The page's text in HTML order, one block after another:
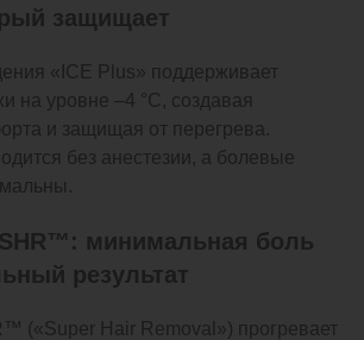
защищает
«ICE Plus» поддерживает
на уровне –4 °C, создавая
и защищая от перегрева.
без анестезии, а болевые
минимальная боль
результат
(«Super Hair Removal») прогревает